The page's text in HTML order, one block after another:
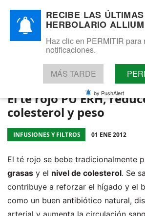
Herbolario Allium
Cosmética natural - Visita nuestra
Tel: 655 025 421 - WhatsApp: 655 025
¡Atención! Este sitio
tecnologías
Si no cambia la configuración de su
uso.Saber más
El té rojo PU ERH,
colesterol y peso
INFUSIONES Y FILTROS 01 ENE 2012
El té rojo se bebe tradicionalmente
grasas y el nivel de colesterol. Se
contribuye a reforzar el hígado y el
como un buen antibiótico natural,
arterial y aumenta la circulación
RECIBE LAS
HERBOLARIO ALLIUM
Haz clic en PERMITIR para
notificaciones.
MÁS TARDE
by PushAlert